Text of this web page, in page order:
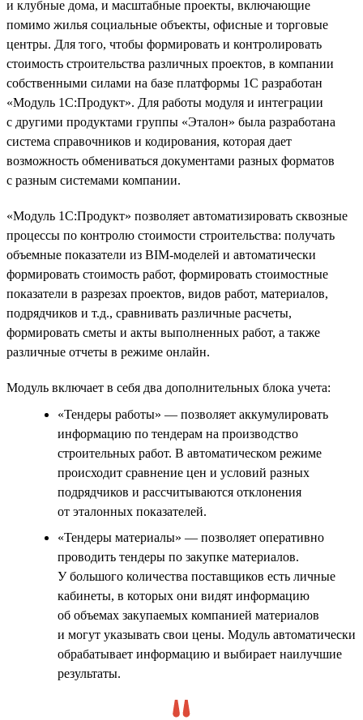
и клубные дома, и масштабные проекты, включающие
помимо жилья социальные объекты, офисные и торговые
центры. Для того, чтобы формировать и контролировать
стоимость строительства различных проектов, в компании
собственными силами на базе платформы 1С разработан
«Модуль 1С:Продукт». Для работы модуля и интеграции
с другими продуктами группы «Эталон» была разработана
система справочников и кодирования, которая дает
возможность обмениваться документами разных форматов
с разным системами компании.
«Модуль 1С:Продукт» позволяет автоматизировать сквозные
процессы по контролю стоимости строительства: получать
объемные показатели из BIM-моделей и автоматически
формировать стоимость работ, формировать стоимостные
показатели в разрезах проектов, видов работ, материалов,
подрядчиков и т.д., сравнивать различные расчеты,
формировать сметы и акты выполненных работ, а также
различные отчеты в режиме онлайн.
Модуль включает в себя два дополнительных блока учета:
«Тендеры работы» — позволяет аккумулировать
информацию по тендерам на производство
строительных работ. В автоматическом режиме
происходит сравнение цен и условий разных
подрядчиков и рассчитываются отклонения
от эталонных показателей.
«Тендеры материалы» — позволяет оперативно
проводить тендеры по закупке материалов.
У большого количества поставщиков есть личные
кабинеты, в которых они видят информацию
об объемах закупаемых компанией материалов
и могут указывать свои цены. Модуль автоматически
обрабатывает информацию и выбирает наилучшие
результаты.